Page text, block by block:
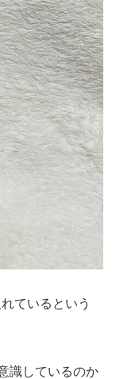
ているという
識しているのか